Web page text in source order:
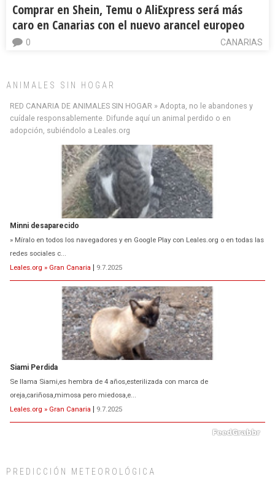
Comprar en Shein, Temu o AliExpress será más
caro en Canarias con el nuevo arancel europeo
CANARIAS
0
ANIMALES SIN HOGAR
RED CANARIA DE ANIMALES SIN HOGAR » Adopta, no le abandones y
cuídale responsablemente. Difunde aquí un animal perdido o en
adopción, subiéndolo a Leales.org
» Míralo en todos los navegadores y en Google Play con Leales.org o en todas las
redes sociales c...
Siami Perdida
Se llama Siami,es hembra de 4 años,esterilizada con marca de
oreja,cariñosa,mimosa pero miedosa,e...
Leales.org » Gran Canaria | 9.7.2025
ADOPCIÓN URGENTE GATA TEROR GRAN CANARIA
El ayuntamiento se va a llevar a Los Gatos callejeros de la zona los próximos
días, ella incluida...
Leales.org » Gran Canaria | 9.7.2025
PREDICCIÓN METEOROLÓGICA